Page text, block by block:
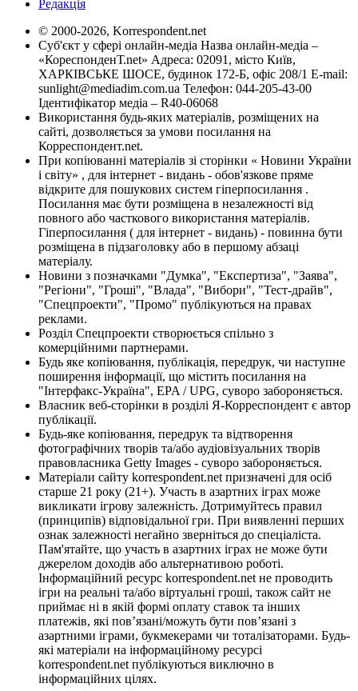
Редакція
© 2000-2026, Korrespondent.net
Суб'єкт у сфері онлайн-медіа Назва онлайн-медіа –
«КореспонденТ.net» Адреса: 02091, місто Київ,
ХАРКІВСЬКЕ ШОСЕ, будинок 172-Б, офіс 208/1 E-mail:
sunlight@mediadim.com.ua Телефон: 044-205-43-00
Ідентифікатор медіа – R40-06068
Використання будь-яких матеріалів, розміщених на
сайті, дозволяється за умови посилання на
Корреспондент.net.
При копіюванні матеріалів зі сторінки « Новини України
і світу» , для інтернет - видань - обов'язкове пряме
відкрите для пошукових систем гіперпосилання .
Посилання має бути розміщена в незалежності від
повного або часткового використання матеріалів.
Гіперпосилання ( для інтернет - видань) - повинна бути
розміщена в підзаголовку або в першому абзаці
матеріалу.
Новини з позначками "Думка", "Експертиза", "Заява",
"Регіони", "Гроші", "Влада", "Вибори", "Тест-драйв",
"Спецпроекти", "Промо" публікуються на правах
реклами.
Розділ Спецпроекти створюється спільно з
комерційними партнерами.
Будь яке копіювання, публікація, передрук, чи наступне
поширення інформації, що містить посилання на
"Інтерфакс-Україна", EPA / UPG, суворо забороняється.
Власник веб-сторінки в розділі Я-Корреспондент є автор
публікації.
Будь-яке копіювання, передрук та відтворення
фотографічних творів та/або аудіовізуальних творів
правовласника Getty Images - суворо забороняється.
Матеріали сайту korrespondent.net призначені для осіб
старше 21 року (21+). Участь в азартних іграх може
викликати ігрову залежність. Дотримуйтесь правил
(принципів) відповідальної гри. При виявленні перших
ознак залежності негайно зверніться до спеціаліста.
Пам'ятайте, що участь в азартних іграх не може бути
джерелом доходів або альтернативою роботі.
Інформаційний ресурс korrespondent.net не проводить
ігри на реальні та/або віртуальні гроші, також сайт не
приймає ні в якій формі оплату ставок та інших
платежів, які пов’язані/можуть бути пов’язані з
азартними іграми, букмекерами чи тоталізаторами. Будь-
які матеріали на інформаційному ресурсі
korrespondent.net публікуються виключно в
інформаційних цілях.